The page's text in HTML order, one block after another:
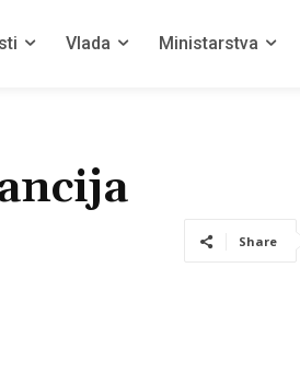
Vlada Ministarstva
Share